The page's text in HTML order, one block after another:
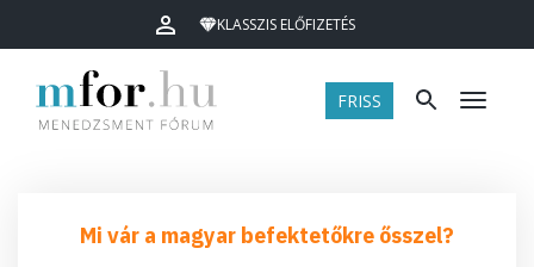
KLASSZIS ELŐFIZETÉS
FRISS Menü
Mi vár a magyar befektetőkre ősszel?